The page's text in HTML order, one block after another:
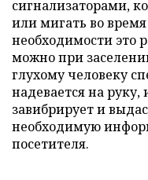
сигнализаторами,
или мигать во
необходимости это
можно при
глухому человеку
надевается на руку,
завибрирует и
необходимую
посетителя.